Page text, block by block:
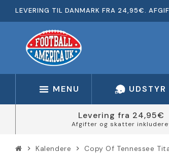
LEVERING TIL DANMARK FRA 24,95€.
MENU UDSTYR
Levering fra 24,95€
Afgifter og skatter
chevron_right Kalendere chevron_right Copy Of Tennessee